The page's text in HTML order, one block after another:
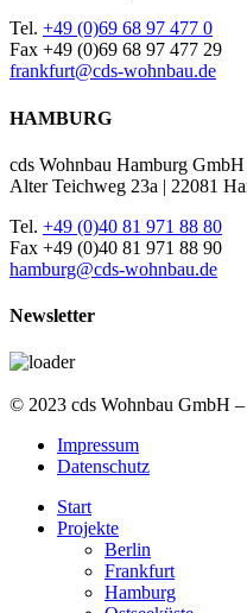
Tel. +49 (0)69 68 97 477 0
Fax +49 (0)69 68 97 477 29
frankfurt@cds-wohnbau.de
HAMBURG
cds Wohnbau Hamburg GmbH
Alter Teichweg 23a | 22081
Tel. +49 (0)40 81 971 88 80
Fax +49 (0)40 81 971 88 90
hamburg@cds-wohnbau.de
Newsletter
© 2023 cds Wohnbau GmbH
Impressum
Datenschutz
Start
Projekte
Berlin
Frankfurt
Hamburg